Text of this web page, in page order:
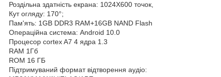
Роздільна здатність екрана: 1024Х600 точок,
Кут огляду: 170°;
Пам'ять: 1GB DDR3 RAM+16GB NAND Flash
Операційна система: Android 10.0
Процесор cortex A7 4 ядра 1.3
RAM 1Гб
ROM 16 ГБ
Підтримуваний формат відтворення аудіо: